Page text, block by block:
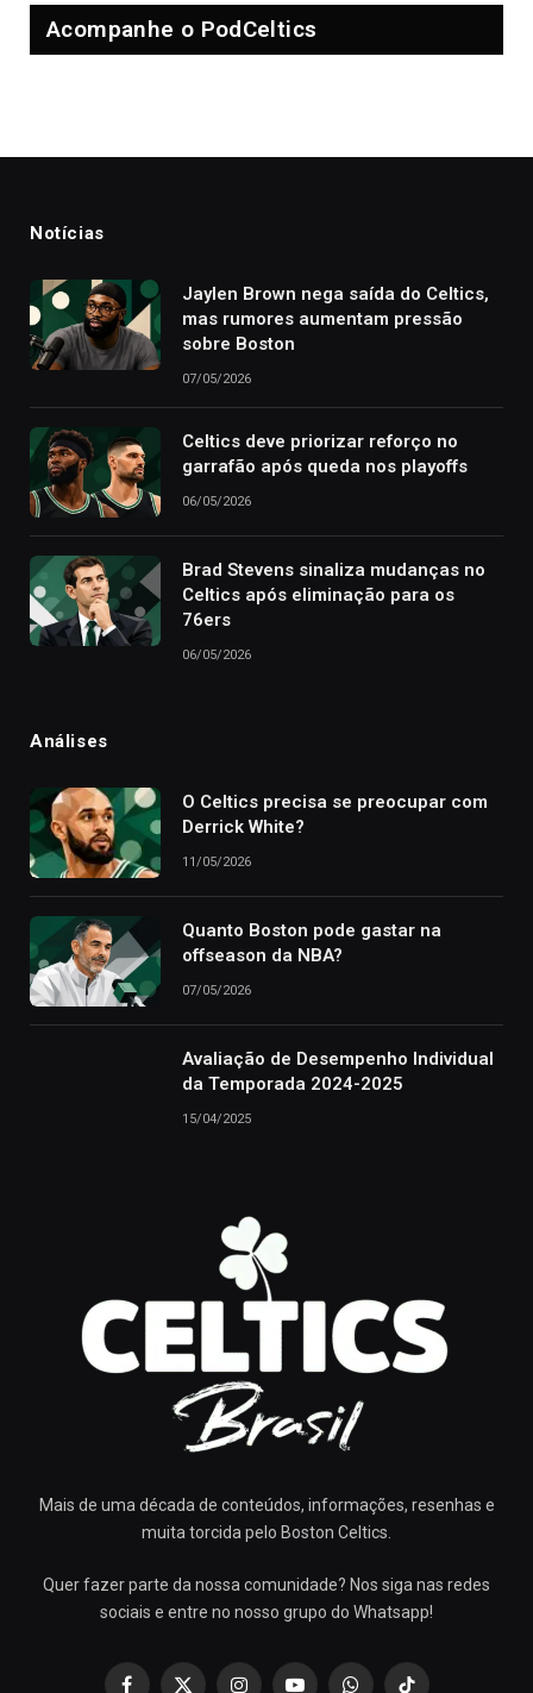
Acompanhe o PodCeltics
Notícias
Jaylen Brown nega saída do Celtics,
mas rumores aumentam pressão
sobre Boston
07/05/2026
Celtics deve priorizar reforço no
garrafão após queda nos playoffs
06/05/2026
Brad Stevens sinaliza mudanças no
Celtics após eliminação para os
76ers
06/05/2026
Análises
O Celtics precisa se preocupar com
Derrick White?
11/05/2026
Quanto Boston pode gastar na
offseason da NBA?
07/05/2026
Avaliação de Desempenho Individual
da Temporada 2024-2025
15/04/2025
Mais de uma década de conteúdos, informações, resenhas e
muita torcida pelo Boston Celtics.
Quer fazer parte da nossa comunidade? Nos siga nas redes
sociais e entre no nosso grupo do Whatsapp!